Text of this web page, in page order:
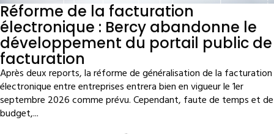
Réforme de la facturation
électronique : Bercy abandonne le
développement du portail public de
facturation
Après deux reports, la réforme de généralisation de la facturation
électronique entre entreprises entrera bien en vigueur le 1er
septembre 2026 comme prévu. Cependant, faute de temps et de
budget,...